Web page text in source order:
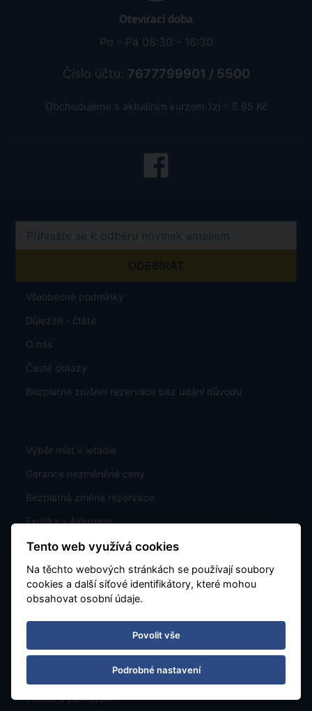
Otevírací doba
Po - Pá 08:30 - 16:30
Číslo účtu: 7677799901 / 5500
Obchodujeme s aktuálním kurzem 1zł = 5.65 Kč
Všeobecné podmínky
Důležité - čtěte
O nás
Časté dotazy
Bezplatné zrušení rezervace bez udání důvodu
Výběr míst v letadle
Garance nezměněné ceny
Bezplatná změna rezervace
Exotika s Airbusem
Exotika Dreamlinerem
Karta stálého klienta
Figlokluby
Prohlášení o přístupnosti
Pojištění proti úpadku CK, koncese
Letiště a parkování
Tento web využívá cookies
Na těchto webových stránkách se používají soubory
cookies a další síťové identifikátory, které mohou
obsahovat osobní údaje.
Povolit vše
Podrobné nastavení